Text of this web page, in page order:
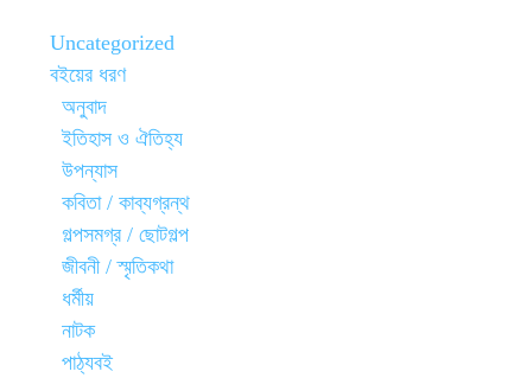
Uncategorized
বইয়ের ধরণ
অনুবাদ
ইতিহাস ও ঐতিহ্য
উপন্যাস
কবিতা / কাব্যগ্রন্থ
গল্পসমগ্র / ছোটগল্প
জীবনী / স্মৃতিকথা
ধর্মীয়
নাটক
পাঠ্যবই